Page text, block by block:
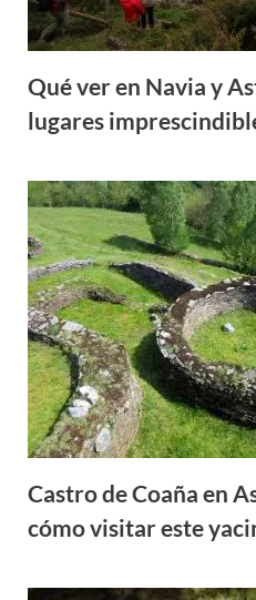
Qué ver en Navia y
lugares
Castro de Coaña en
cómo visitar este